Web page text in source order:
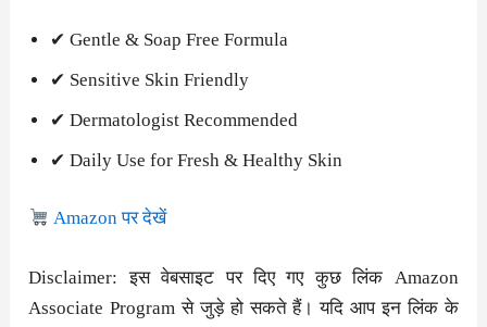
✔ Gentle & Soap Free Formula
✔ Sensitive Skin Friendly
✔ Dermatologist Recommended
✔ Daily Use for Fresh & Healthy Skin
Amazon पर देखें
Disclaimer: इस वेबसाइट पर दिए गए कुछ लिंक Amazon
Associate Program से जुड़े हो सकते हैं। यदि आप इन लिंक के